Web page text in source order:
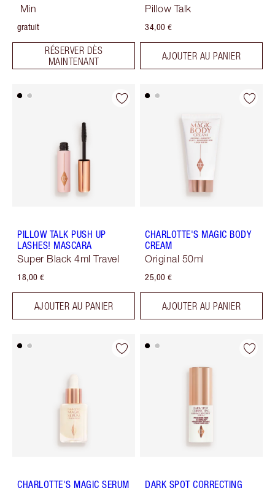
Min
gratuit
RÉSERVER DÈS
MAINTENANT
Pillow Talk
34,00 €
AJOUTER AU PANIER
PILLOW TALK PUSH UP
LASHES! MASCARA
Super Black 4ml Travel
18,00 €
AJOUTER AU PANIER
CHARLOTTE'S MAGIC BODY
CREAM
Original 50ml
25,00 €
AJOUTER AU PANIER
CHARLOTTE'S MAGIC SERUM
DARK SPOT CORRECTING